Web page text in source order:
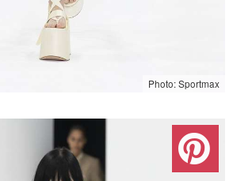
Photo: Sportmax